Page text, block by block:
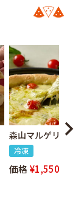
森山マルゲリータ
冷凍
価格¥1,550